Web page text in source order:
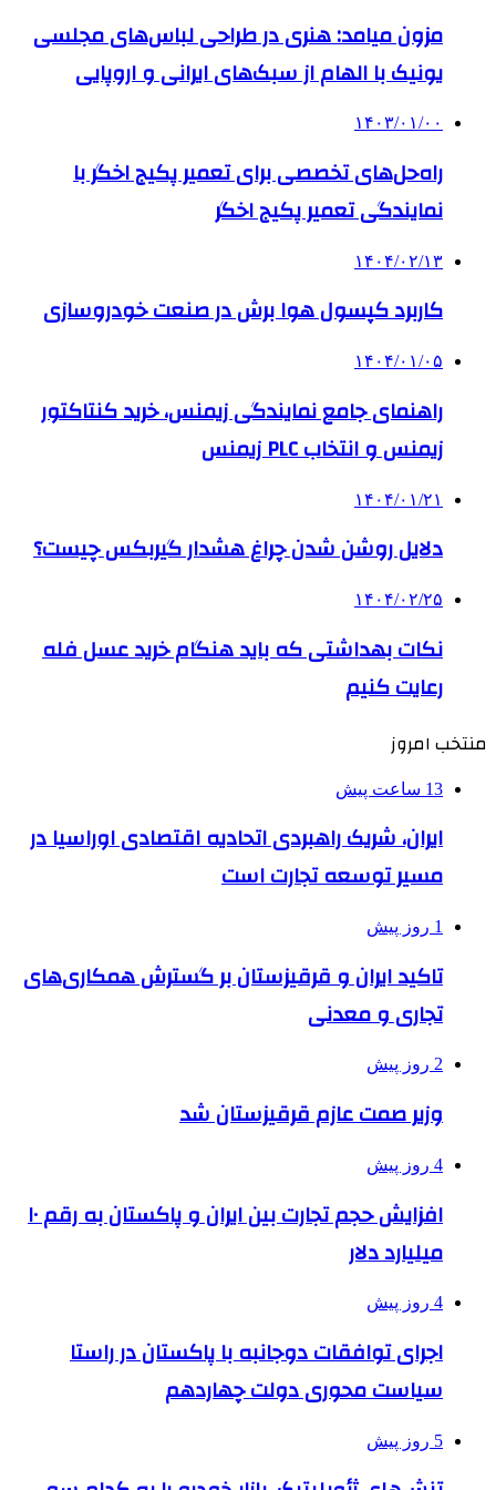
مزون میامد: هنری در طراحی لباس‌های مجلسی
یونیک با الهام از سبک‌های ایرانی و اروپایی
۱۴۰۳/۰۱/۰۰
راه‌حل‌های تخصصی برای تعمیر پکیج اخگر با
نمایندگی تعمیر پکیج اخگر
۱۴۰۴/۰۲/۱۳
کاربرد کپسول هوا برش در صنعت خودروسازی
۱۴۰۴/۰۱/۰۵
راهنمای جامع نمایندگی زیمنس، خرید کنتاکتور
زیمنس و انتخاب PLC زیمنس
۱۴۰۴/۰۱/۲۱
دلایل روشن شدن چراغ هشدار گیربکس چیست؟
۱۴۰۴/۰۲/۲۵
نکات بهداشتی که باید هنگام خرید عسل فله
رعایت کنیم
منتخب امروز
13 ساعت پیش
ایران، شریک راهبردی اتحادیه اقتصادی اوراسیا در
مسیر توسعه تجارت است
1 روز پیش
تاکید ایران و قرقیزستان بر گسترش همکاری‌های
تجاری و معدنی
2 روز پیش
وزیر صمت عازم قرقیزستان شد
4 روز پیش
افزایش حجم تجارت بین ایران و پاکستان به رقم ۱۰
میلیارد دلار
4 روز پیش
اجرای توافقات دوجانبه با پاکستان در راستا
سیاست محوری دولت چهاردهم
5 روز پیش